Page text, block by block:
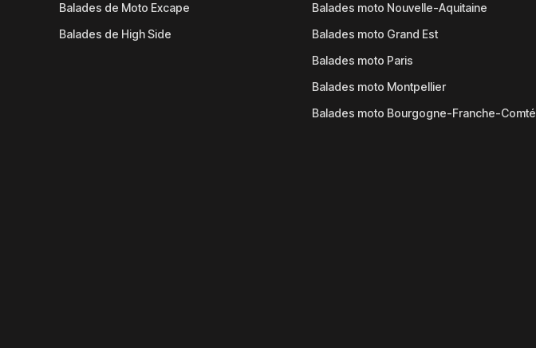
Balades de Moto Excape
Balades de High Side
Balades moto Nouvelle-Aquitaine
Balades moto Grand Est
Balades moto Paris
Balades moto Montpellier
Balades moto Bourgogne-Franche-Comté